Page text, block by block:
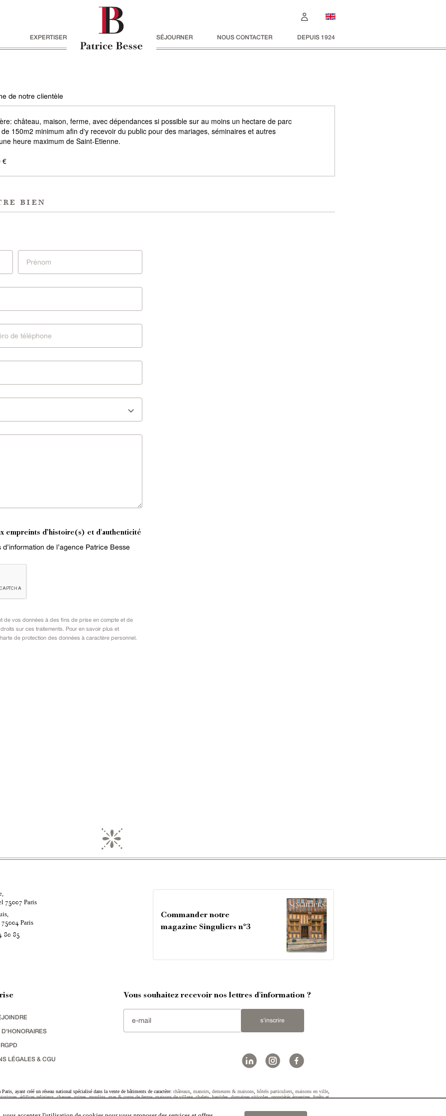
EXPERTISER SÉJOURNER NOUS CONTACTER DEPUIS 1924
de notre clientèle
château, maison, ferme, avec dépendances si possible sur au moins un hectare de parc
150m2 minimum afin d'y recevoir du public pour des mariages, séminaires et autres
heure maximum de Saint-Etienne.
€
bien
empreints d’histoire(s) et d'authenticité
de l’agence Patrice Besse
de vos données à des fins de prise en compte et de
sur ces traitements. Pour en savoir plus et
de protection des données à caractère personnel .
75007 Paris
75004Paris
80 85
Commander notre
magazine Singuliers n°3
LÉGALES & CGU
Vous souhaitez recevoir nos lettres d'information ?
s'inscrire
ayant créé un réseau national spécialisé dans la vente de bâtiments de caractère: châteaux manoirs demeures & maisons hôtels particuliers maisons en ville
,édifices religieux,chasses,ruines,moulins,mas & corps de ferme,maisons de village,chalets,bastides,domaines viticoles,propriétés équestres,forêts et